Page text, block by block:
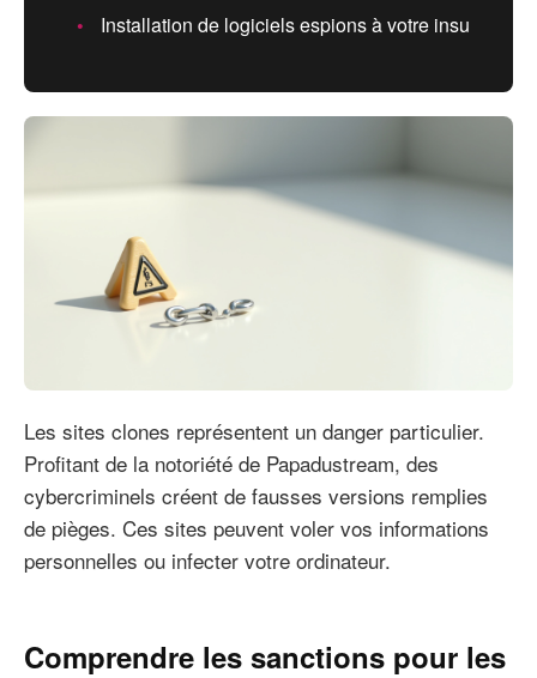
Installation de logiciels espions à votre insu
Les sites clones représentent un danger particulier.
Profitant de la notoriété de Papadustream, des
cybercriminels créent de fausses versions remplies
de pièges. Ces sites peuvent voler vos informations
personnelles ou infecter votre ordinateur.
Comprendre les sanctions pour les